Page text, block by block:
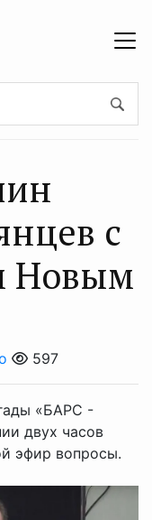
с
Новым
597
«БАРС -
двух часов
эфир вопросы.